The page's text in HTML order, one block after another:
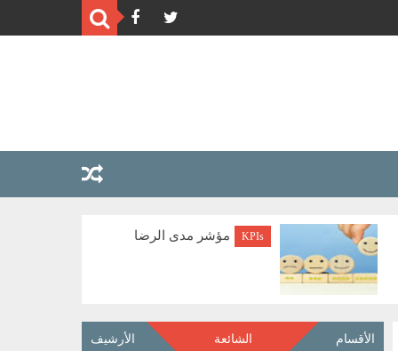
KPIs مؤشر مدى الرضا
الأقسام الشائعة الأرشيف